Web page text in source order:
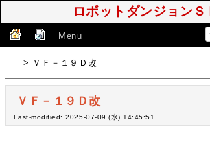
ロボットダンジョン
Menu
> ＶＦ－１９Ｄ改
ＶＦ－１９Ｄ改
Last-modified: 2025-07-09 (水) 14:45:51